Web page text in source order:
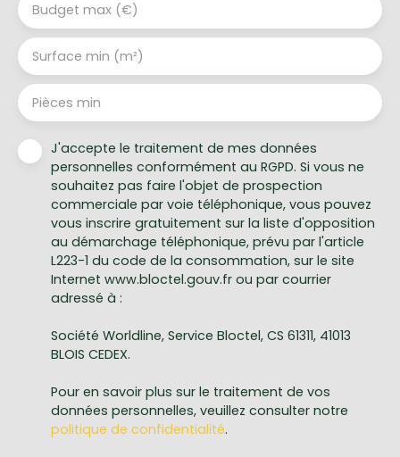
Budget max (€)
Surface min (m²)
Pièces min
J'accepte le traitement de mes données
personnelles conformément au RGPD. Si vous ne
souhaitez pas faire l'objet de prospection
commerciale par voie téléphonique, vous pouvez
vous inscrire gratuitement sur la liste d'opposition
au démarchage téléphonique, prévu par l'article
L223-1 du code de la consommation, sur le site
Internet www.bloctel.gouv.fr ou par courrier
adressé à :
Société Worldline, Service Bloctel, CS 61311, 41013
BLOIS CEDEX.
Pour en savoir plus sur le traitement de vos
données personnelles, veuillez consulter notre
politique de confidentialité.